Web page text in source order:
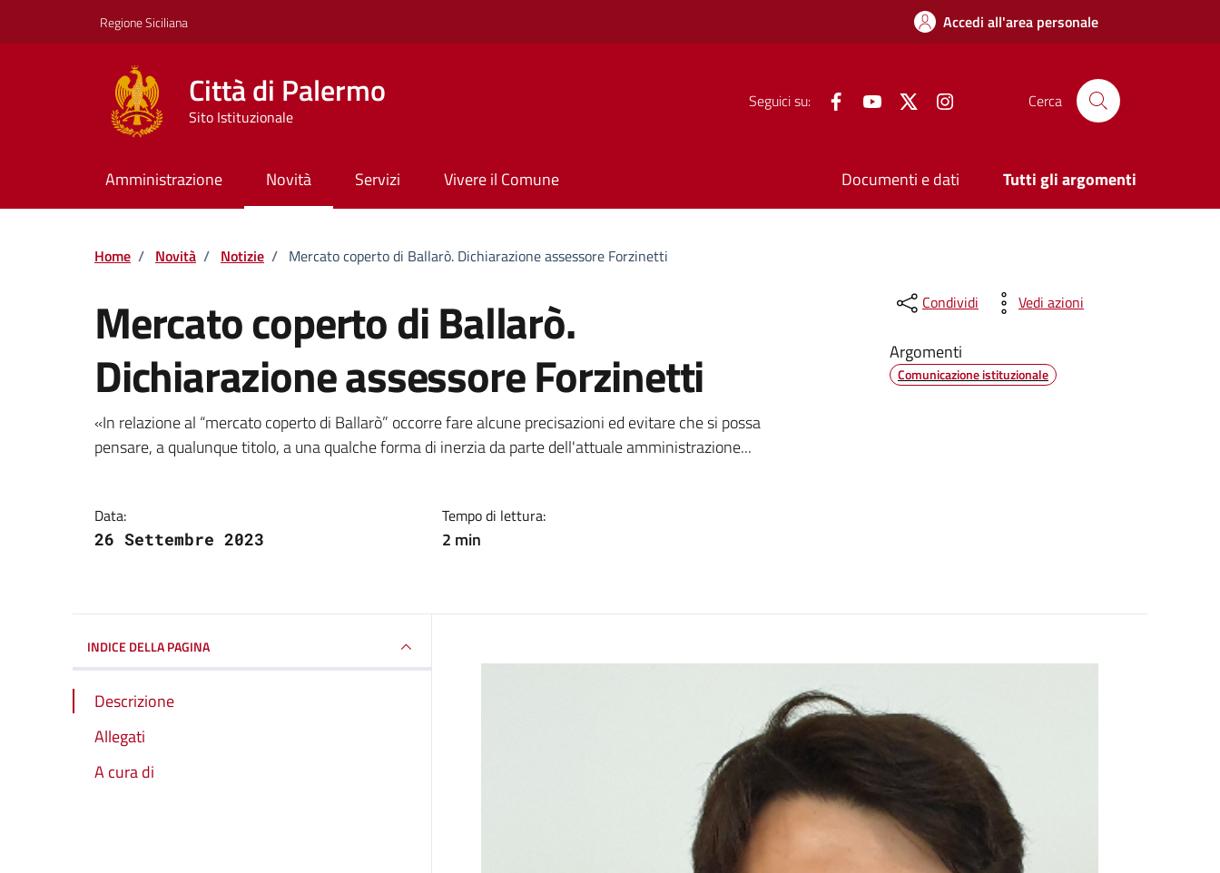
Regione Siciliana Accedi all'area personale
Città di Palermo
Sito Istituzionale
Seguici su: FacebookYouTube Twitter Cerca
Amministrazione Novità Servizi Vivere il Comune Documenti e dati Tutti gli argomenti
Home / Novità / Notizie / Mercato coperto di Ballarò. Dichiarazione assessore Forzinetti
Mercato coperto di Ballarò.
Dichiarazione assessore Forzinetti
Dettagli della notizia
«In relazione al “mercato coperto di Ballarò” occorre fare alcune precisazioni ed evitare che si possa
pensare, a qualunque titolo, a una qualche forma di inerzia da parte dell'attuale amministrazione...
Data:
26 Settembre 2023
Tempo di lettura:
2 min
Condividi Vedi azioni
Argomenti
Comunicazione istituzionale
INDICE DELLA PAGINA
Descrizione
Allegati
A cura di